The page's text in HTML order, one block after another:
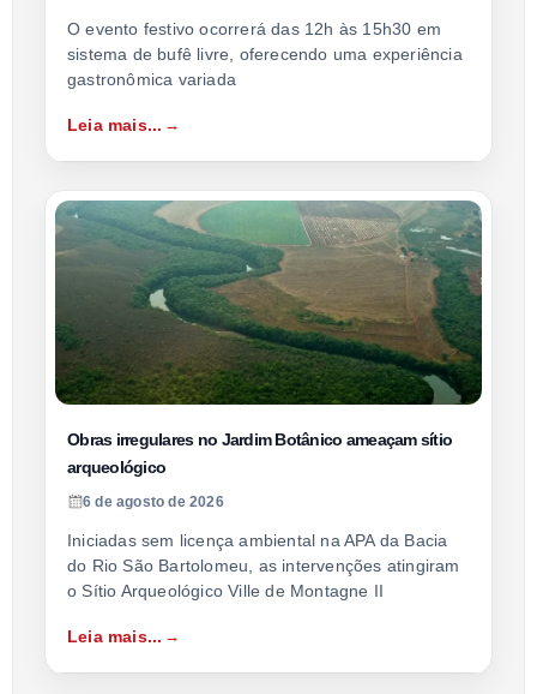
O evento festivo ocorrerá das 12h às 15h30 em
sistema de bufê livre, oferecendo uma experiência
gastronômica variada
Leia mais...
Obras irregulares no Jardim Botânico ameaçam sítio
arqueológico
6 de agosto de 2026
Iniciadas sem licença ambiental na APA da Bacia
do Rio São Bartolomeu, as intervenções atingiram
o Sítio Arqueológico Ville de Montagne II
Leia mais...